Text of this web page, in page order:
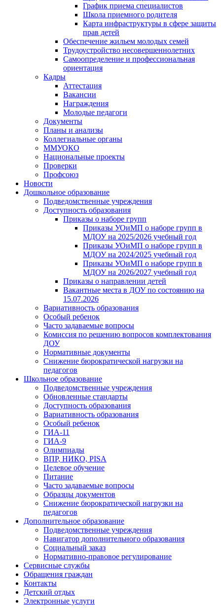
График приема специалистов
Школа приемного родителя
Карта инфраструктуры в сфере защиты
прав детей
Обеспечение жильем молодых семей
Трудоустройство несовершеннолетних
Самоопределение и профессиональная
ориентация
Кадры
Аттестация
Вакансии
Награждения
Молодые педагоги
Документы
Планы и анализы
Коллегиальные органы
ММУОКО
Национальные проекты
Проверки
Профсоюз
Новости
Дошкольное образование
Подведомственные учреждения
Доступность образования
Приказы о наборе групп
Приказы УОиМП о наборе групп в
МДОУ на 2025/2026 учебный год
Приказы УОиМП о наборе групп в
МДОУ на 2024/2025 учебный год
Приказы УОиМП о наборе групп в
МДОУ на 2026/2027 учебный год
Приказы о направлении детей
Вакантные места в ДОУ по состоянию на
15.07.2026
Вариативность образования
Особый ребенок
Часто задаваемые вопросы
Комиссия по решению вопросов комплектования
ДОУ
Нормативные документы
Снижение бюрократической нагрузки на
педагогов
Школьное образование
Подведомственные учреждения
Обновленные стандарты
Доступность образования
Вариативность образования
Особый ребенок
ГИА-11
ГИА-9
Олимпиады
ВПР, НИКО, PISA
Целевое обучение
Питание
Часто задаваемые вопросы
Образцы документов
Снижение бюрократической нагрузки на
педагогов
Дополнительное образование
Подведомственные учреждения
Навигатор дополнительного образования
Социальный заказ
Нормативно-правовое регулирование
Сервисные службы
Обращения граждан
Контакты
Детский отдых
Электронные услуги